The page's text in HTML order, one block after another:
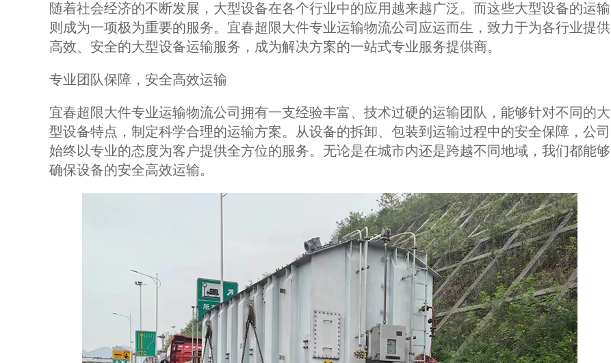
随着社会经济的不断发展，大型设备在各个行业中的应用越来越广泛。而这些大型设备的运输
则成为一项极为重要的服务。宜春超限大件专业运输物流公司应运而生，致力于为各行业提供
高效、安全的大型设备运输服务，成为解决方案的一站式专业服务提供商。
专业团队保障，安全高效运输
宜春超限大件专业运输物流公司拥有一支经验丰富、技术过硬的运输团队，能够针对不同的大
型设备特点，制定科学合理的运输方案。从设备的拆卸、包装到运输过程中的安全保障，公司
始终以专业的态度为客户提供全方位的服务。无论是在城市内还是跨越不同地域，我们都能够
确保设备的安全高效运输。